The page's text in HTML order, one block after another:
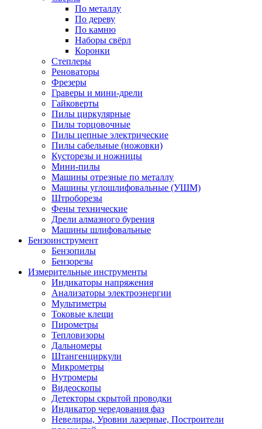
По металлу
По дереву
По камню
Наборы свёрл
Коронки
Степлеры
Реноваторы
Фрезеры
Граверы и мини-дрели
Гайковерты
Пилы циркулярные
Пилы торцовочные
Пилы цепные электрические
Пилы сабельные (ножовки)
Кусторезы и ножницы
Мини-пилы
Машины отрезные по металлу
Машины углошлифовальные (УШМ)
Штроборезы
Фены технические
Дрели алмазного бурения
Машины шлифовальные
Бензоинструмент
Бензопилы
Бензорезы
Измерительные инструменты
Индикаторы напряжения
Анализаторы электроэнергии
Мультиметры
Токовые клещи
Пирометры
Тепловизоры
Дальномеры
Штангенциркули
Микрометры
Нутромеры
Видеоскопы
Детекторы скрытой проводки
Индикатор чередования фаз
Невелиры, Уровни лазерные, Построители